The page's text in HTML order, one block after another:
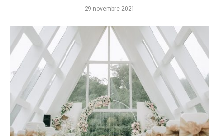
29 novembre 2021